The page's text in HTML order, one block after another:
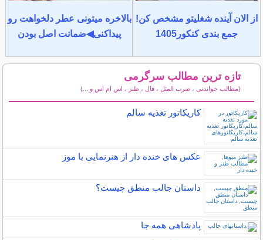
از الان آینده شغلیتو مشخص کن!
جمع بندی کنکور1405
بالاخره میتونی عطر دلخواهت رو
پیداکنی◀ضمانت اصل بودن
تازه ترین مطالب سرگرمی
(مطالب خواندنی ، ضرب المثل ، فال ، طنز ، اس ام اس و ...)
کاریکاتور تغذیه سالم
عکس های خنده دار از هنرنمایی با موز
داستان جالب منطق چیست؟
پادشاهی همه جا